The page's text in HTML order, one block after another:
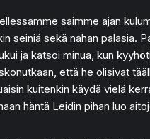
saimme ajan
seiniä sekä nahan palasia.
ja katsoi minua, kun
että he olisivat
kuitenkin käydä vielä
häntä Leidin pihan luo